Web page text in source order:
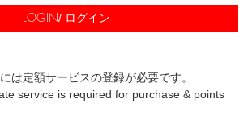
LOGIN/ ログイン
は定額サービスの登録が必要です。
service is required for purchase & points